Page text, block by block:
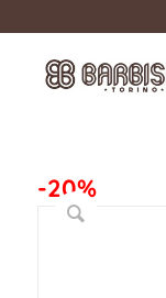
-20%